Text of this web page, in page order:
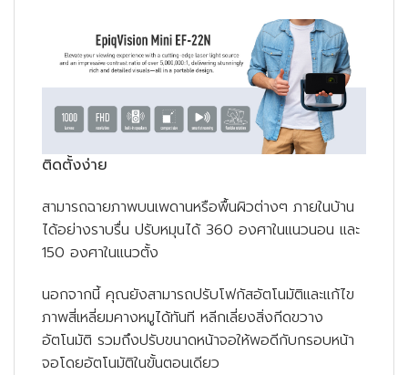
ติดตั้งง่าย
สามารถฉายภาพบนเพดานหรือพื้นผิวต่างๆ ภายในบ้าน
ได้อย่างราบรื่น ปรับหมุนได้ 360 องศาในแนวนอน และ
150 องศาในแนวตั้ง
นอกจากนี้ คุณยังสามารถปรับโฟกัสอัตโนมัติและแก้ไข
ภาพสี่เหลี่ยมคางหมูได้ทันที หลีกเลี่ยงสิ่งกีดขวาง
อัตโนมัติ รวมถึงปรับขนาดหน้าจอให้พอดีกับกรอบหน้า
จอโดยอัตโนมัติในขั้นตอนเดียว